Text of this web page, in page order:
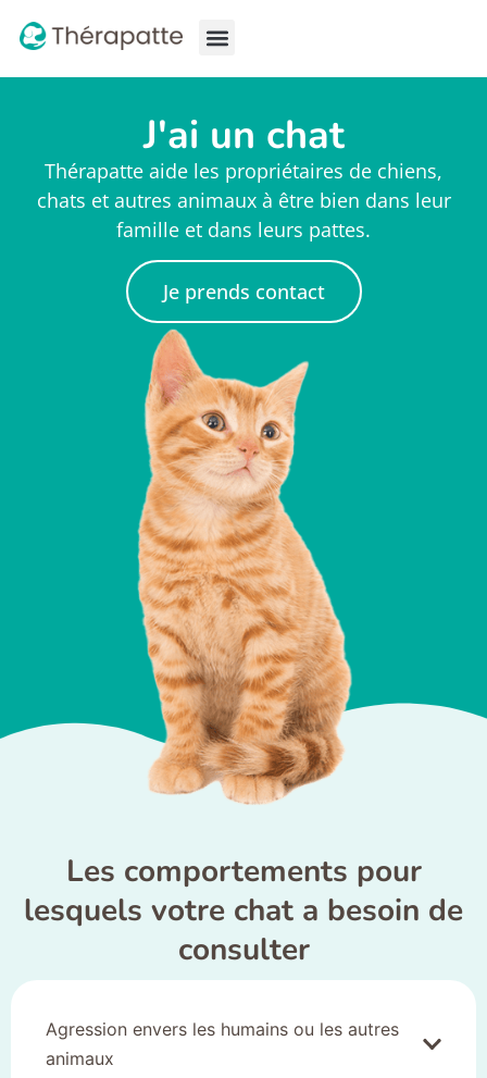
J'ai un chat
Thérapatte aide les propriétaires de chiens,
chats et autres animaux à être bien dans leur
famille et dans leurs pattes.
Je prends contact
Les comportements pour
lesquels votre chat a besoin de
consulter​
Agression envers les humains ou les autres
animaux